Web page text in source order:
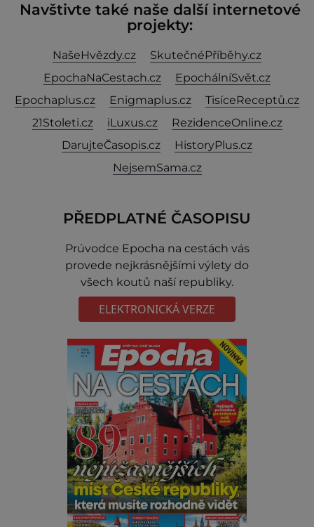
Navštivte také naše další internetové
projekty:
NašeHvězdy.cz
SkutečnéPříběhy.cz
EpochaNaCestach.cz
EpochálníSvět.cz
Epochaplus.cz
Enigmaplus.cz
TisíceReceptů.cz
21Stoleti.cz
iLuxus.cz
RezidenceOnline.cz
DarujteČasopis.cz
HistoryPlus.cz
NejsemSama.cz
PŘEDPLATNÉ ČASOPISU
Prúvodce Epocha na cestách vás
provede nejkrásnějšími výlety do
všech koutů naší republiky.
ELEKTRONICKÁ VERZE